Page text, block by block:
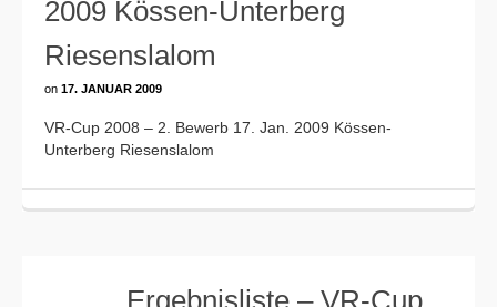
2009 Kössen-Unterberg
Riesenslalom
on 17. JANUAR 2009
VR-Cup 2008 – 2. Bewerb 17. Jan. 2009 Kössen-
Unterberg Riesenslalom
Ergebnisliste – VR-Cup